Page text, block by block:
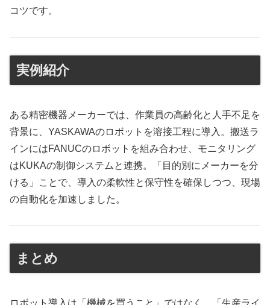
コツです。
実例紹介
ある精密機器メーカーでは、作業員の高齢化と人手不足を
背景に、YASKAWAのロボットを溶接工程に導入。搬送ラ
インにはFANUCのロボットを組み合わせ、モニタリング
はKUKAの制御システムと連携。「目的別にメーカーを分
ける」ことで、導入の柔軟性と保守性を確保しつつ、現場
の自動化を加速しました。
まとめ
ロボット導入は「機械を買うこと」ではなく、「生産ライ